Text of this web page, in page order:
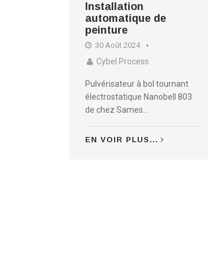
Installation
automatique de
peinture
30 Août 2024
Cybel Process
Pulvérisateur à bol tournant
électrostatique Nanobell 803
de chez Sames...
EN VOIR PLUS...